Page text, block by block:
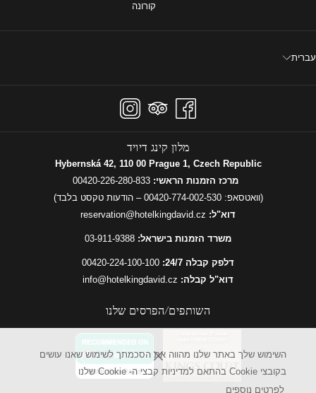
השימוש שלך באתר שלנו מהווה את הסכמתך לשימוש שאנו עושים
בקובצי Cookie בהתאם למדיניות קבצי ה- Cookie שלנו
לפרטים נוספים
קורונה
עברית
מלון קינג דיויד
Hybernská 42, 110 00 Prague 1, Czech Republic
מרכז הזמנות הראשי: 00420-226-280-833
(וואטסאפ:00420-774-002-530 – הודעות טקסט בלבד)
דוא"ל: reservation@hotelkingdavid.cz
משרד הזמנות בישראל: 03-911-9388
דלפק קבלה 24/7:
00420-224-100-100
דוא"ל קבלה: info@hotelkingdavid.cz
השותפים/הפרסים שלנו
הקודם
הבא